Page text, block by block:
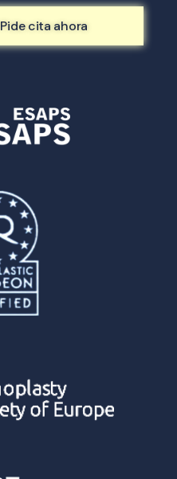
Pide cita ahora